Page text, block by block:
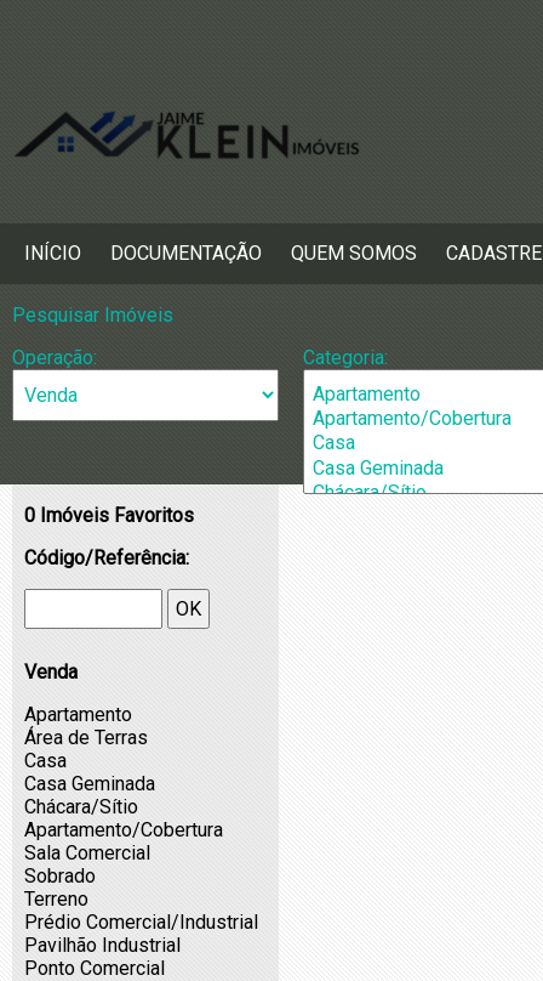
INÍCIO DOCUMENTAÇÃO QUEM SOMOS
Pesquisar Imóveis
Operação:
Categoria:
Cidade:
0 Imóveis Favoritos
Código/Referência:
OK
Venda
Apartamento
Área de Terras
Casa
Casa Geminada
Chácara/Sítio
Apartamento/Cobertura
Sala Comercial
Sobrado
Terreno
Prédio Comercial/Industrial
Pavilhão Industrial
Ponto Comercial